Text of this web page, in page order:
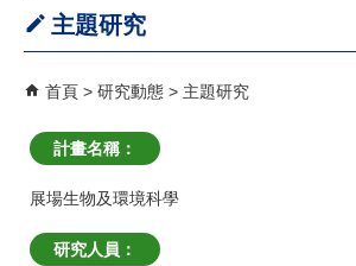
主題研究
首頁 研究動態 主題研究
計畫名稱：
展場生物及環境科學
研究人員：